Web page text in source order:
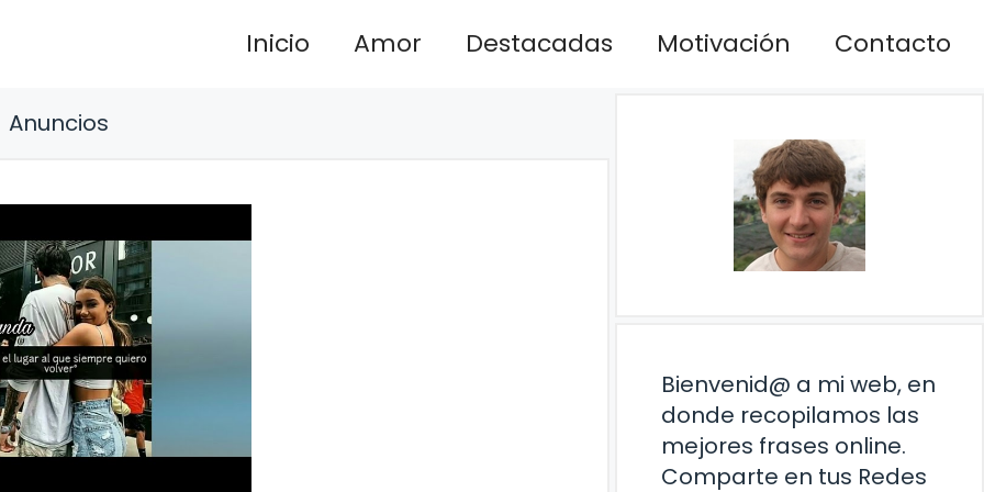
Inicio Amor Destacadas Motivación Contacto
Anuncios
Bienvenid@ a mi web, en
donde recopilamos las
mejores frases online.
Comparte en tus Redes